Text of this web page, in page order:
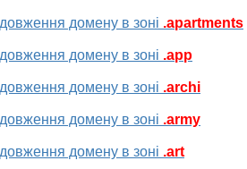
домену в зоні .apartments
домену в зоні .app
домену в зоні .archi
домену в зоні .army
домену в зоні .art